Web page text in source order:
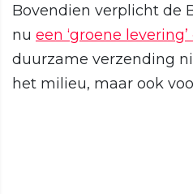
Bovendien verplicht de
nu een ‘groene
duurzame verzending
het milieu, maar ook